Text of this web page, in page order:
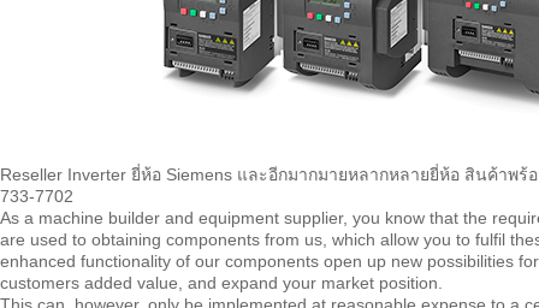
Reseller Inverter ยี่ห้อ Siemens และอีกมากมายหลากหลายยี่ห้อ สินค้าพ
733-7702
As a machine builder and equipment supplier, you know that the
are used to obtaining components from us, which allow you to fulfil
enhanced functionality of our components open up new possibilities
customers added value, and expand your market position.